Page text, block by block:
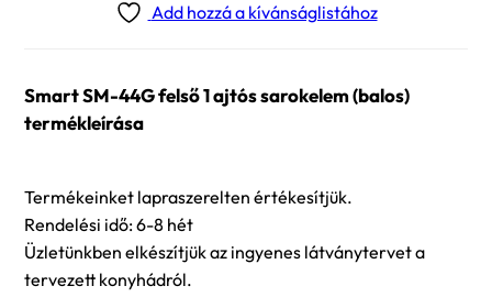
Add hozzá a kívánságlistához
Smart SM-44G felső 1 ajtós sarokelem (balos)
termékleírása
Termékeinket lapraszerelten értékesítjük.
Rendelési idő: 6-8 hét
Üzletünkben elkészítjük az ingyenes látványtervet a
tervezett konyhádról.